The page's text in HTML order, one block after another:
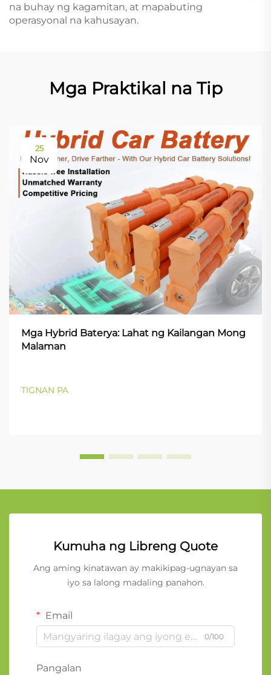
na buhay ng kagamitan, at mapabuting
operasyonal na kahusayan.
Mga Praktikal na Tip
25
Nov
Mga Hybrid Baterya: Lahat ng Kailangan Mong
Malaman
TIGNAN PA
Kumuha ng Libreng Quote
Ang aming kinatawan ay makikipag-ugnayan sa
iyo sa lalong madaling panahon.
Email
0/100
Pangalan